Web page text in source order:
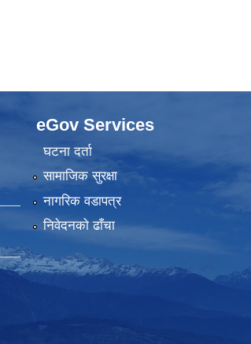
eGov Services
घटना दर्ता
सामाजिक सुरक्षा
नागरिक वडापत्र
निवेदनकाे ढाँचा